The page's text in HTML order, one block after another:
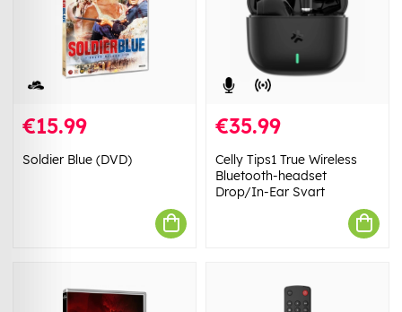
€15.99
Soldier Blue (DVD)
€35.99
Celly Tips1 True Wireless
Bluetooth-headset
Drop/In-Ear Svart